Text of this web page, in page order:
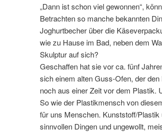
„Dann ist schon viel gewonnen“,
Betrachten so manche bekannten
Joghurtbecher über die
wie zu Hause im Bad, neben dem
Skulptur auf sich?
Geschaffen hat sie vor ca. fünf
sich einem alten Guss-Ofen, der
noch aus einer Zeit vor dem Plastik.
So wie der Plastikmensch von
für uns Menschen. Kunststoff/
sinnvollen Dingen und ungewollt,